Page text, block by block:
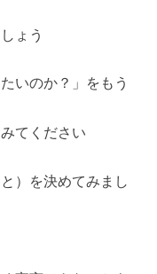
ょう
いのか？」をもう
てください
）を決めてみまし